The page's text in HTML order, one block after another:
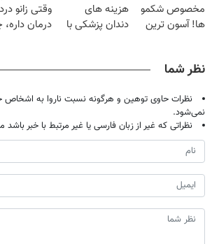
مخصوص شکمو
ها! آسون ترین
هزینه های
دندان پزشکی با
وقتی زانو درد
درمان داره،
نظر شما
نظرات حاوی توهین و هرگونه نسبت ناروا به
نمی‌شود.
نظراتی که غیر از زبان فارسی یا غیر مرتبط با خبر